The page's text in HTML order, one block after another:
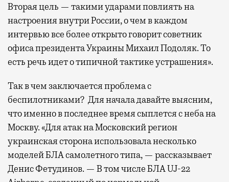
Вторая цель — такими ударами повлиять на
настроения внутри России, о чем в каждом
интервью все более открыто говорит советник
офиса президента Украины Михаил Подоляк. То
есть речь идет о типичной тактике устрашения».
Так в чем заключается проблема с
беспилотниками? Для начала давайте выясним,
что именно в последнее время сыплется с неба на
Москву. «Для атак на Московский регион
украинская сторона использовала несколько
моделей БЛА самолетного типа, — рассказывает
Денис Фетудинов. — В том числе БЛА UJ-22